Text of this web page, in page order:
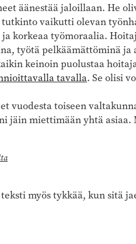
äänestää jaloillaan. He
vaikutti olevan
korkeaa työmoraalia.
työtä pelkäämättöminä
keinoin puolustaa
tavalla. Se olisi
vuodesta toiseen
jäin miettimään yhtä asiaa.
myös tykkää, kun sitä